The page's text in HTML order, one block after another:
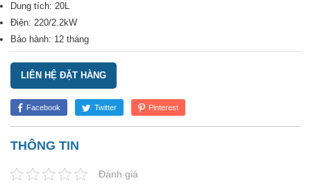
Dung tích: 20L
Điện: 220/2.2kW
Bảo hành: 12 tháng
LIÊN HỆ ĐẶT HÀNG
Facebook Twitter Pinterest
THÔNG TIN
Đánh giá